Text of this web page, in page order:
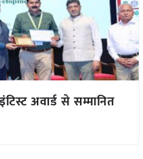
अवार्ड से सम्मानित